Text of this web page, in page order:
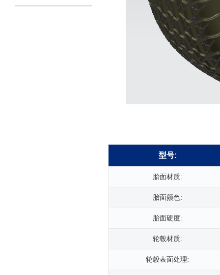
型号:
胎面材质:
胎面颜色:
胎面硬度:
轮毂材质:
轮毂表面处理: